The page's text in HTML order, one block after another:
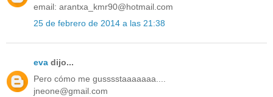
email: arantxa_kmr90@hotmail.com
25 de febrero de 2014 a las 21:38
eva dijo...
Pero cómo me gusssstaaaaaaa....
jneone@gmail.com